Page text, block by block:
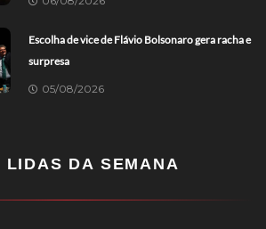
Escolha de vice de Flávio Bolsonaro gera racha e
surpresa
05/08/2026
LIDAS DA SEMANA